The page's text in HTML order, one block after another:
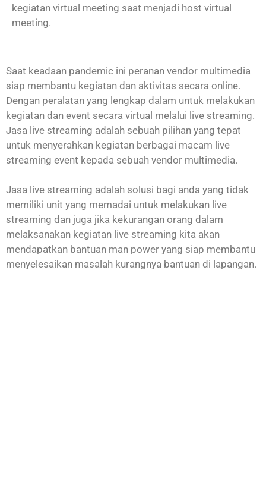
kegiatan virtual meeting saat menjadi host virtual
meeting.
Saat keadaan pandemic ini peranan vendor multimedia
siap membantu kegiatan dan aktivitas secara online.
Dengan peralatan yang lengkap dalam untuk melakukan
kegiatan dan event secara virtual melalui live streaming.
Jasa live streaming adalah sebuah pilihan yang tepat
untuk menyerahkan kegiatan berbagai macam live
streaming event kepada sebuah vendor multimedia.
Jasa live streaming adalah solusi bagi anda yang tidak
memiliki unit yang memadai untuk melakukan live
streaming dan juga jika kekurangan orang dalam
melaksanakan kegiatan live streaming kita akan
mendapatkan bantuan man power yang siap membantu
menyelesaikan masalah kurangnya bantuan di lapangan.